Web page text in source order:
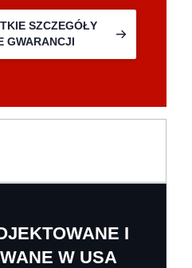
SZCZEGÓŁY
GWARANCJI
I
W USA